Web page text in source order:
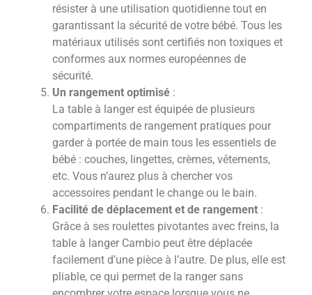
résister à une utilisation quotidienne tout en
garantissant la sécurité de votre bébé. Tous les
matériaux utilisés sont certifiés non toxiques et
conformes aux normes européennes de
sécurité.
Un rangement optimisé :
La table à langer est équipée de plusieurs
compartiments de rangement pratiques pour
garder à portée de main tous les essentiels de
bébé : couches, lingettes, crèmes, vêtements,
etc. Vous n’aurez plus à chercher vos
accessoires pendant le change ou le bain.
Facilité de déplacement et de rangement :
Grâce à ses roulettes pivotantes avec freins, la
table à langer Cambio peut être déplacée
facilement d’une pièce à l’autre. De plus, elle est
pliable, ce qui permet de la ranger sans